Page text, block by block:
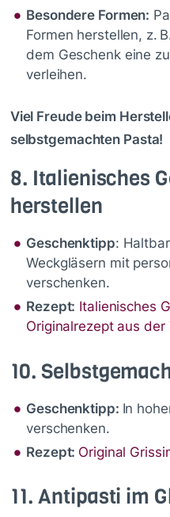
Besondere Formen:
Formen herstellen, z.
dem Geschenk eine
verleihen.
Viel Freude beim
selbstgemachten Pasta!
8. Italienisches
herstellen
Geschenktipp:
Weckgläsern mit
verschenken.
Rezept: Italienisches
Originalrezept aus der
10.
Geschenktipp: In
verschenken.
Rezept: Original
11. Antipasti im